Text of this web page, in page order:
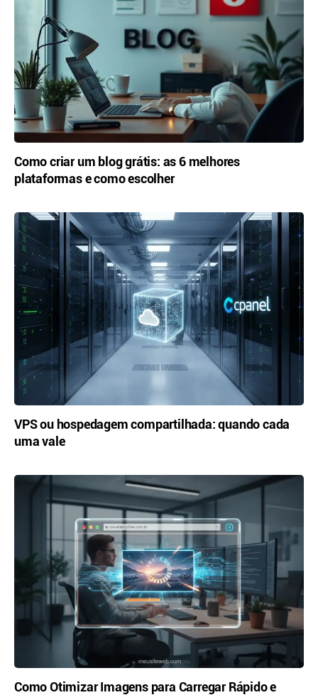
Como criar um blog grátis: as 6 melhores
plataformas e como escolher
VPS ou hospedagem compartilhada: quando cada
uma vale
Como Otimizar Imagens para Carregar Rápido e